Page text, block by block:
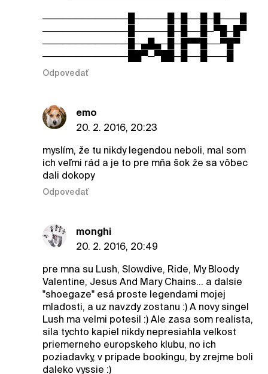
─────────────█─────█─█──█─█───█
─────────────█─────█─█──█─▀█─█▀
─────────────█─▄█▄─█─█▀▀█──▀█▀
─────────────██▀─▀██─█──█───█
Odpovedať
emo
20. 2. 2016, 20:23
myslím, že tu nikdy legendou neboli, mal som
ich veľmi rád a je to pre mňa šok že sa vôbec
dali dokopy
Odpovedať
monghi
20. 2. 2016, 20:49
pre mna su Lush, Slowdive, Ride, My Bloody
Valentine, Jesus And Mary Chains... a dalsie
"shoegaze" esá proste legendami mojej
mladosti, a uz navzdy zostanu :) A novy singel
Lush ma velmi potesil :) Ale zasa som realista,
sila tychto kapiel nikdy nepresiahla velkost
priemerneho europskeho klubu, no ich
poziadavky, v pripade bookingu, by zrejme boli
daleko vyssie :)